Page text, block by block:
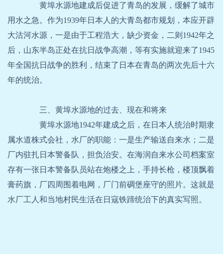
黄埠水源地建成后促进了青岛的发展，缓解了城市
用水之急。作为1939年日本人的大青岛都市规划，本应开辟
大沽河水源，一是由于工程浩大，缺少资金，二则1942年之
后，山东半岛正处在抗日战争高潮，等有实施就迎来了1945
年全国抗日战争的胜利，结束了日本在青岛的两次先后十六
年的统治。
三、黄埠水源地的过去、现在和将来
黄埠水源地1942年建成之后，在日本人统治时期隶
属水道株式会社，水厂的职能：一是生产输送自来水；二是
厂内驻扎日本警备队，担负治安。在海润自来水公司档案室
存有一张日本警备队员站在炮楼之上，手持长枪，楼顶飘着
膏药旗，厂四周围着电网，厂门前碉堡座守的照片。这就是
水厂工人和当地村民生活在日寇铁蹄统治下的真实写照。